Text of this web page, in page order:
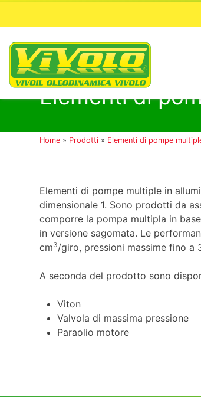
Passa
contenutoElementi di
Home » Prodotti » Elementi di pompe
Elementi di pompe multiple in
dimensionale 1. Sono prodotti da
comporre la pompa multipla in
in versione sagomata. Le
cm3/giro, pressioni massime fino a
A seconda del prodotto sono
Viton
Valvola di massima pressione
Paraolio motore